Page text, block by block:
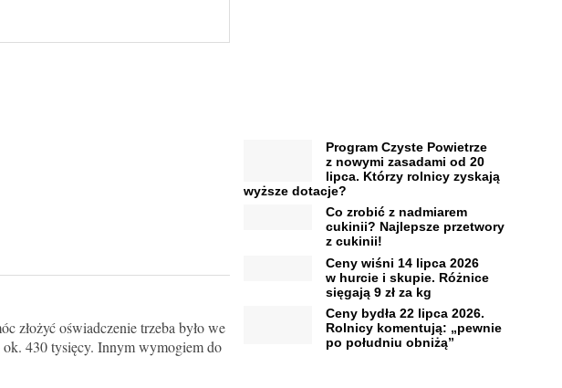
złożyć oświadczenie trzeba było we
430 tysięcy. Innym wymogiem do
Program Czyste Powietrze
z nowymi zasadami od 20
lipca. Którzy rolnicy zyskają
wyższe dotacje?
Co zrobić z nadmiarem
cukinii? Najlepsze przetwory
z cukinii!
Ceny wiśni 14 lipca 2026
w hurcie i skupie. Różnice
sięgają 9 zł za kg
Ceny bydła 22 lipca 2026.
Rolnicy komentują: „pewnie
po południu obniżą”